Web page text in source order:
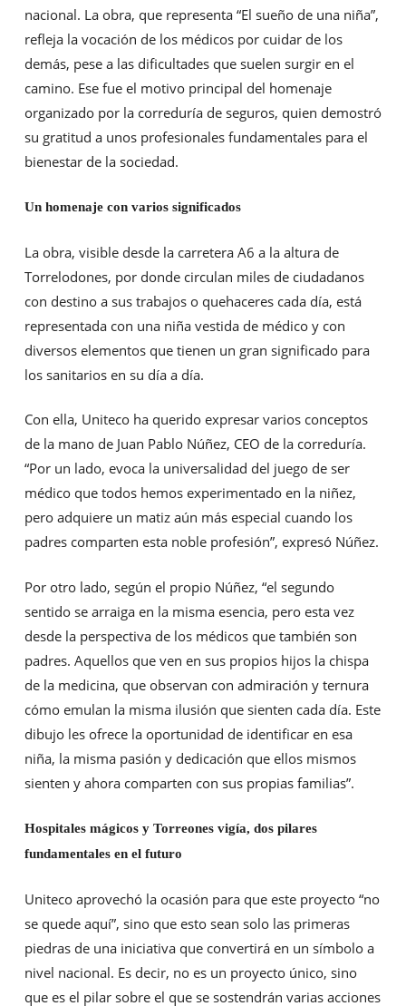
nacional. La obra, que representa “El sueño de una niña”,
refleja la vocación de los médicos por cuidar de los
demás, pese a las dificultades que suelen surgir en el
camino. Ese fue el motivo principal del homenaje
organizado por la correduría de seguros, quien demostró
su gratitud a unos profesionales fundamentales para el
bienestar de la sociedad.
Un homenaje con varios significados
La obra, visible desde la carretera A6 a la altura de
Torrelodones, por donde circulan miles de ciudadanos
con destino a sus trabajos o quehaceres cada día, está
representada con una niña vestida de médico y con
diversos elementos que tienen un gran significado para
los sanitarios en su día a día.
Con ella, Uniteco ha querido expresar varios conceptos
de la mano de Juan Pablo Núñez, CEO de la correduría.
“Por un lado, evoca la universalidad del juego de ser
médico que todos hemos experimentado en la niñez,
pero adquiere un matiz aún más especial cuando los
padres comparten esta noble profesión”, expresó Núñez.
Por otro lado, según el propio Núñez, “el segundo
sentido se arraiga en la misma esencia, pero esta vez
desde la perspectiva de los médicos que también son
padres. Aquellos que ven en sus propios hijos la chispa
de la medicina, que observan con admiración y ternura
cómo emulan la misma ilusión que sienten cada día. Este
dibujo les ofrece la oportunidad de identificar en esa
niña, la misma pasión y dedicación que ellos mismos
sienten y ahora comparten con sus propias familias”.
Hospitales mágicos y Torreones vigía, dos pilares
fundamentales en el futuro
Uniteco aprovechó la ocasión para que este proyecto “no
se quede aquí”, sino que esto sean solo las primeras
piedras de una iniciativa que convertirá en un símbolo a
nivel nacional. Es decir, no es un proyecto único, sino
que es el pilar sobre el que se sostendrán varias acciones